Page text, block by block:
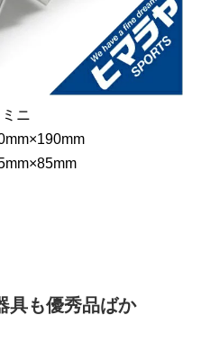
ニ
具も優秀品ばか